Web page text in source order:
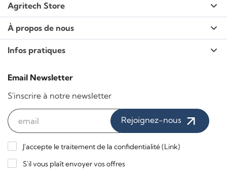
Agritech Store
À propos de nous
Infos pratiques
Email Newsletter
S'inscrire à notre newsletter
Rejoignez-nous
J'accepte le traitement de la confidentialité (Link)
S'il vous plaît envoyer vos offres